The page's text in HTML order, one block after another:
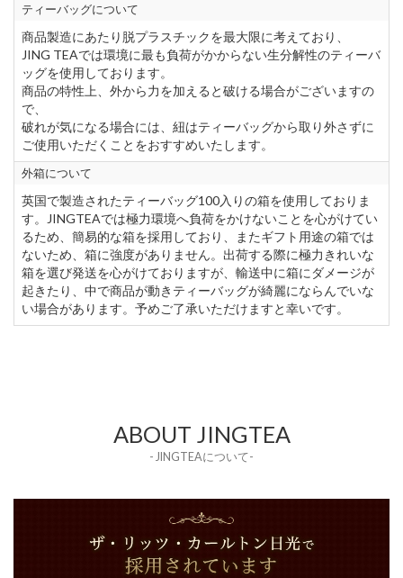
ティーバッグについて
商品製造にあたり脱プラスチックを最大限に考えており、
JING TEAでは環境に最も負荷がかからない生分解性のティーバ
ッグを使用しております。
商品の特性上、外から力を加えると破ける場合がございますの
で、
破れが気になる場合には、紐はティーバッグから取り外さずに
ご使用いただくことをおすすめいたします。
外箱について
英国で製造されたティーバッグ100入りの箱を使用しておりま
す。JINGTEAでは極力環境へ負荷をかけないことを心がけてい
るため、簡易的な箱を採用しており、またギフト用途の箱では
ないため、箱に強度がありません。出荷する際に極力きれいな
箱を選び発送を心がけておりますが、輸送中に箱にダメージが
起きたり、中で商品が動きティーバッグが綺麗にならんでいな
い場合があります。予めご了承いただけますと幸いです。
ABOUT JINGTEA
- JINGTEAについて-